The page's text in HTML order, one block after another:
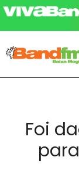
Foi